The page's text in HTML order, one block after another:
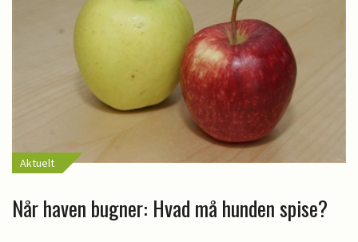
Aktuelt
Når haven bugner: Hvad må hunden spise?